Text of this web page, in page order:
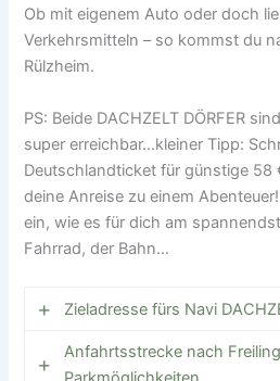
für entspannte
Touren.
Das wunderschön
Zisterzienserkloster
Hachenburg) mit
Biergarten und Park, das
Hachenburg über der
Hachenburg mit
Westerburg ein
Eisenbahn-Fans mit alten
Bahnhofsatmosphäre und
durch den Park –
und Familien.
Freizeitbad “Rülzheim
Abwechslung bei
Chillen nach einer
Weindörfer wie
unter Rietburg und
dem Auto. Fachwerk,
Hoch auf den Berg mit
Ob mit eigenem Auto oder doch
Verkehrsmitteln – so kommst du
Rülzheim.
PS: Beide DACHZELT DÖRFER
super erreichbar…kleiner Tipp:
Deutschlandticket für günstige 58
deine Anreise zu einem
ein, wie es für dich am
Fahrrad, der Bahn…
Zieladresse fürs Navi
DACHZELT DORF Freilingen
Anfahrtsstrecke nach